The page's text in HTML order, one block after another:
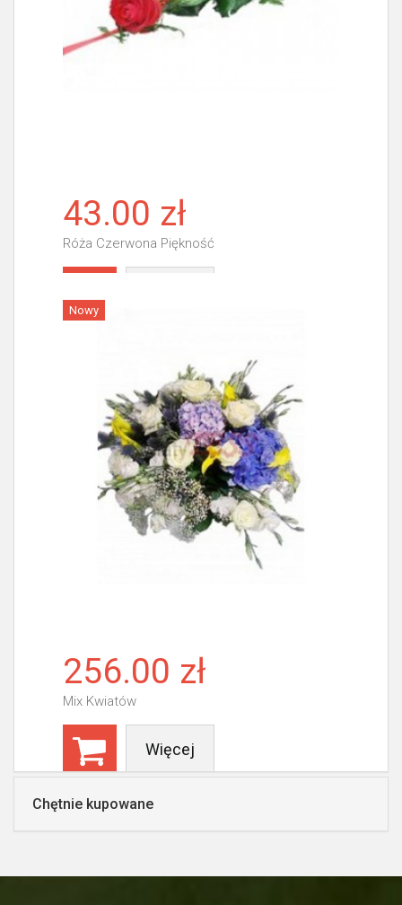
43.00 zł
Róża Czerwona Piękność
Nowy
256.00 zł
Mix Kwiatów
Więcej
Chętnie kupowane